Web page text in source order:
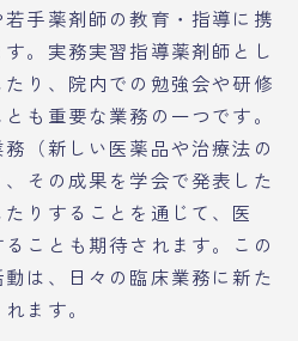
手薬剤師の教育・指導に携
。実務実習指導薬剤師とし
り、院内での勉強会や研修
も重要な業務の一つです。
（新しい医薬品や治療法の
その成果を学会で発表した
りすることを通じて、医
ことも期待されます。この
は、日々の臨床業務に新た
ます。